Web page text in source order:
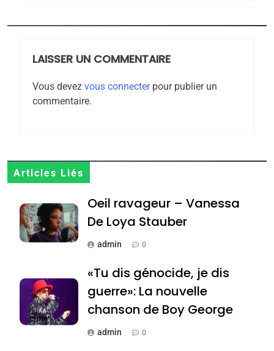
LAISSER UN COMMENTAIRE
Vous devez vous connecterpour publier un
commentaire.
Articles Liés
Oeil ravageur – Vanessa
De Loya Stauber
admin 0
«Tu dis génocide, je dis
guerre»: La nouvelle
chanson de Boy George
admin 0
FIÈRE, DIGNE ET RÉSILIENTE :
MA JUDAÏTE par Thérèse
ISRAÉL JUDAISME
7
8
Tafraout, le miel de Tadla
Azilal consacrés produits
du terroir
DAFINA MAROC
Oeil ravageur – Vanessa
De Loya Stauber
ISRAÉL